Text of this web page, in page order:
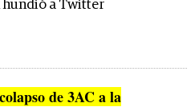
hundió a Twitter
de 3AC a la